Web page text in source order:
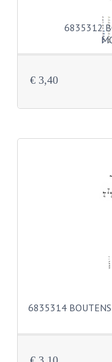
6835312
€ 3,40
6835314